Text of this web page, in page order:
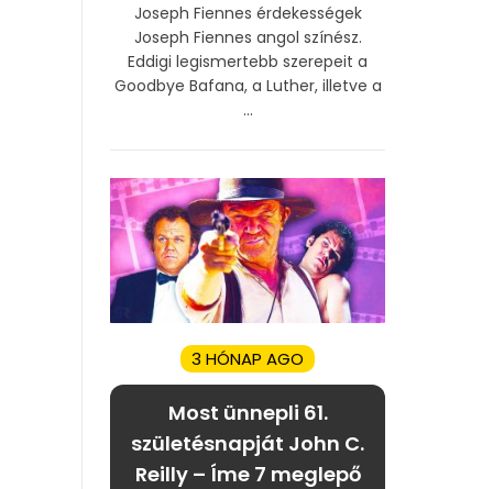
Joseph Fiennes érdekességek
Joseph Fiennes angol színész.
Eddigi legismertebb szerepeit a
Goodbye Bafana, a Luther, illetve a
...
3 HÓNAP AGO
Most ünnepli 61.
születésnapját John C.
Reilly – Íme 7 meglepő